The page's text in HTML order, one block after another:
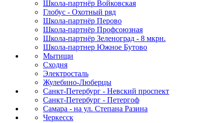
Школа-партнёр Войковская
Глобус - Охотный ряд
Школа-партнёр Перово
Школа-партнёр Профсоюзная
Школа-партнёр Зеленоград - 8 мкрн.
Школа-партнер Южное Бутово
Мытищи
Сходня
Электросталь
Жулебино-Люберцы
Санкт-Петербург - Невский проспект
Санкт-Петербург - Петергоф
Самара - на ул. Степана Разина
Черкесск